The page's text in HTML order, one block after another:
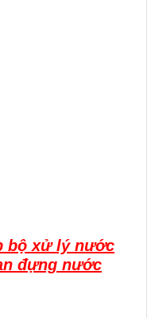
bộ xử lý nước
đựng nước